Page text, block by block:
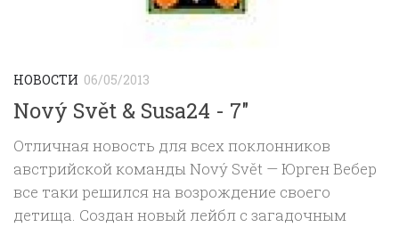
НОВОСТИ 06/05/2013
Nový Svět & Susa24 ‎- 7″
Отличная новость для всех поклонников
австрийской команды Nový Svět — Юрген Вебер
все таки решился на возрождение своего
детища. Создан новый лейбл с загадочным